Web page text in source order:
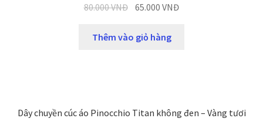
80.000VNĐ 65.000VNĐ
Thêm vào giỏ hàng
Dây chuyền cúc áo Pinocchio Titan không đen – Vàng tươi